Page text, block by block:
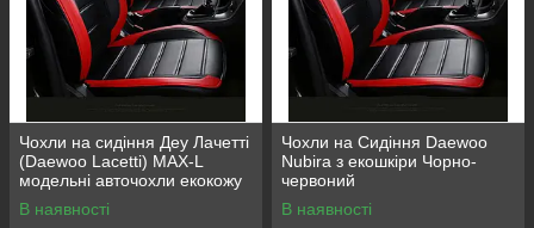
Чохли на сидіння Деу Лачетті
(Daewoo Lacetti) MAX-L
модельні авточохли екокожу
арігона
В наявності
Чохли на Сидіння Daewoo
Nubira з екошкіри Чорно-
червоний
В наявності